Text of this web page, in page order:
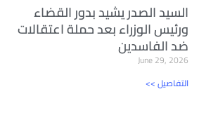
السيد الصدر يشيد بدور القضاء
ورئيس الوزراء بعد حملة اعتقالات
ضد الفاسدين
June 29, 2026
<< التفاصيل